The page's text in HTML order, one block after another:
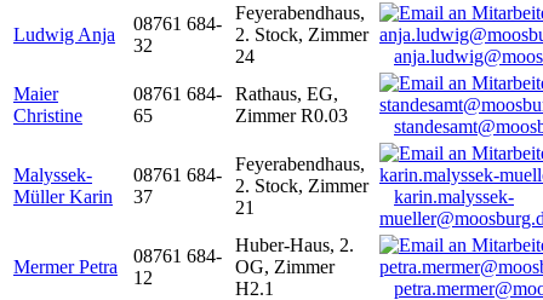
Ludwig Anja
08761 684-
32
Feyerabendhaus,
2. Stock, Zimmer
24
Maier
Christine
08761 684-
65
Rathaus, EG,
Zimmer R0.03
Malyssek-
Müller Karin
08761 684-
37
Feyerabendhaus,
2. Stock, Zimmer
21
karin.malyssek-
Mermer Petra
08761 684-
12
Huber-Haus, 2.
OG, Zimmer
H2.1